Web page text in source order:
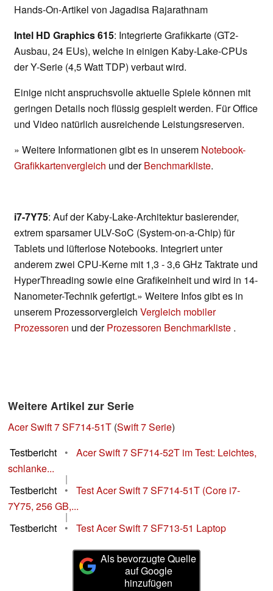
Hands-On-Artikel von Jagadisa Rajarathnam
Intel HD Graphics 615: Integrierte Grafikkarte (GT2-
Ausbau, 24 EUs), welche in einigen Kaby-Lake-CPUs
der Y-Serie (4,5 Watt TDP) verbaut wird.
Einige nicht anspruchsvolle aktuelle Spiele können mit
geringen Details noch flüssig gespielt werden. Für Office
und Video natürlich ausreichende Leistungsreserven.
» Weitere Informationen gibt es in unserem Notebook-
Grafikkartenvergleich und derBenchmarkliste.
i7-7Y75: Auf der Kaby-Lake-Architektur basierender,
extrem sparsamer ULV-SoC (System-on-a-Chip) für
Tablets und lüfterlose Notebooks. Integriert unter
anderem zwei CPU-Kerne mit 1,3 - 3,6 GHz Taktrate und
HyperThreading sowie eine Grafikeinheit und wird in 14-
Nanometer-Technik gefertigt.» Weitere Infos gibt es in
unserem Prozessorvergleich Vergleich mobiler
Prozessoren und derProzessoren Benchmarkliste .
Weitere Artikel zur Serie
Acer Swift 7 SF714-51T (Swift 7 Serie)
Testbericht
•
Acer Swift 7 SF714-52T im Test: Leichtes,
schlanke...
|
Testbericht
•
Test Acer Swift 7 SF714-51T (Core i7-
7Y75, 256 GB,...
|
Testbericht
• Test Acer Swift 7 SF713-51 Laptop
Als bevorzugte Quelle
auf Google
hinzufügen